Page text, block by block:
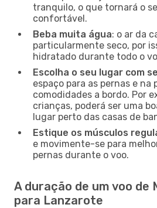
tranquilo, o que tornará o
confortável.
Beba muita água: o ar da
particularmente seco, por
hidratado durante todo o
Escolha o seu lugar com
espaço para as pernas e na
comodidades a bordo. Por
crianças, poderá ser uma
lugar perto das casas de
Estique os músculos
e movimente-se para
pernas durante o voo.
A duração de um voo de
para Lanzarote